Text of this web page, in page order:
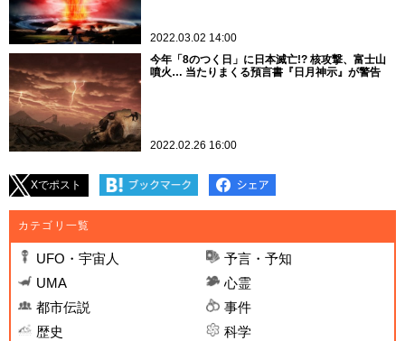
2022.03.02 14:00
今年「8のつく日」に日本滅亡!? 核攻撃、富士山
噴火… 当たりまくる預言書『日月神示』が警告
2022.02.26 16:00
Xでポスト
カテゴリ一覧
UFO・宇宙人
予言・予知
UMA
心霊
都市伝説
事件
歴史
科学